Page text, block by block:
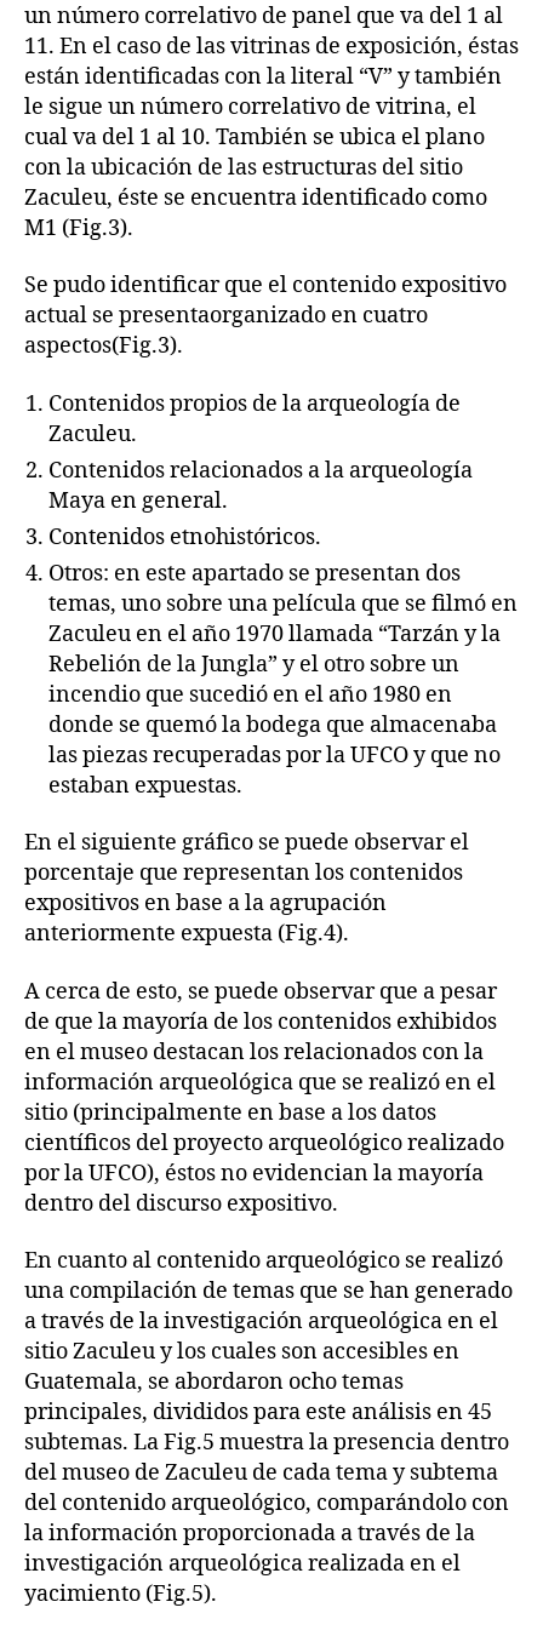
un número correlativo de panel que va del 1 al
11. En el caso de las vitrinas de exposición, éstas
están identificadas con la literal “V” y también
le sigue un número correlativo de vitrina, el
cual va del 1 al 10. También se ubica el plano
con la ubicación de las estructuras del sitio
Zaculeu, éste se encuentra identificado como
M1 (Fig.3).
Se pudo identificar que el contenido expositivo
actual se presentaorganizado en cuatro
aspectos(Fig.3).
Contenidos propios de la arqueología de
Zaculeu.
Contenidos relacionados a la arqueología
Maya en general.
Contenidos etnohistóricos.
Otros: en este apartado se presentan dos
temas, uno sobre una película que se filmó en
Zaculeu en el año 1970 llamada “Tarzán y la
Rebelión de la Jungla” y el otro sobre un
incendio que sucedió en el año 1980 en
donde se quemó la bodega que almacenaba
las piezas recuperadas por la UFCO y que no
estaban expuestas.
En el siguiente gráfico se puede observar el
porcentaje que representan los contenidos
expositivos en base a la agrupación
anteriormente expuesta (Fig.4).
A cerca de esto, se puede observar que a pesar
de que la mayoría de los contenidos exhibidos
en el museo destacan los relacionados con la
información arqueológica que se realizó en el
sitio (principalmente en base a los datos
científicos del proyecto arqueológico realizado
por la UFCO), éstos no evidencian la mayoría
dentro del discurso expositivo.
En cuanto al contenido arqueológico se realizó
una compilación de temas que se han generado
a través de la investigación arqueológica en el
sitio Zaculeu y los cuales son accesibles en
Guatemala, se abordaron ocho temas
principales, divididos para este análisis en 45
subtemas. La Fig.5 muestra la presencia dentro
del museo de Zaculeu de cada tema y subtema
del contenido arqueológico, comparándolo con
la información proporcionada a través de la
investigación arqueológica realizada en el
yacimiento (Fig.5).